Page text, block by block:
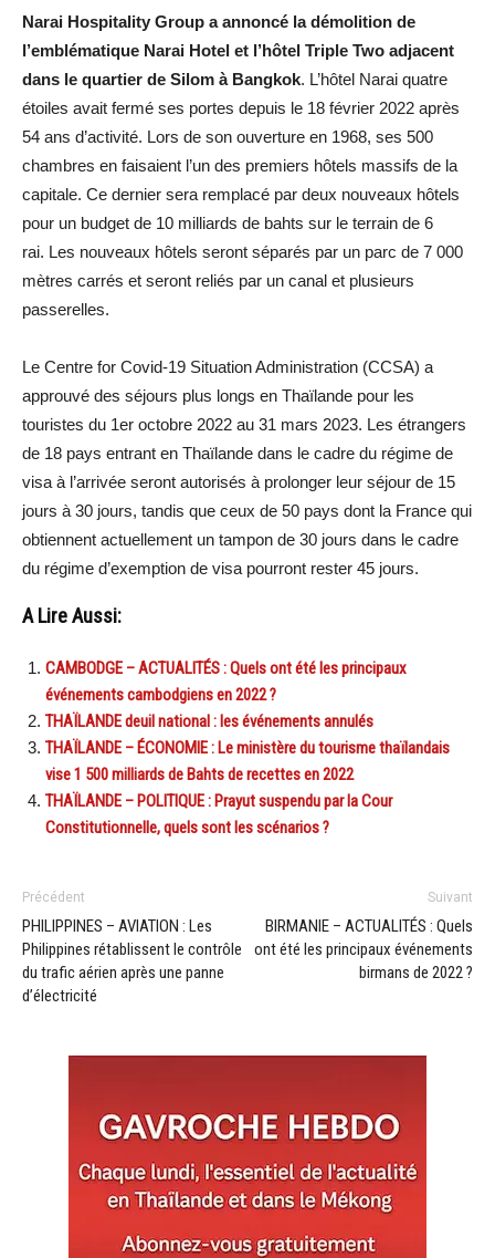
Narai Hospitality Group a annoncé la démolition de
l’emblématique Narai Hotel et l’hôtel Triple Two adjacent
dans le quartier de Silom à Bangkok. L’hôtel Narai quatre
étoiles avait fermé ses portes depuis le 18 février 2022 après
54 ans d’activité. Lors de son ouverture en 1968, ses 500
chambres en faisaient l’un des premiers hôtels massifs de la
capitale. Ce dernier sera remplacé par deux nouveaux hôtels
pour un budget de 10 milliards de bahts sur le terrain de 6
rai. Les nouveaux hôtels seront séparés par un parc de 7 000
mètres carrés et seront reliés par un canal et plusieurs
passerelles.
Le Centre for Covid-19 Situation Administration (CCSA) a
approuvé des séjours plus longs en Thaïlande pour les
touristes du 1er octobre 2022 au 31 mars 2023. Les étrangers
de 18 pays entrant en Thaïlande dans le cadre du régime de
visa à l’arrivée seront autorisés à prolonger leur séjour de 15
jours à 30 jours, tandis que ceux de 50 pays dont la France qui
obtiennent actuellement un tampon de 30 jours dans le cadre
du régime d’exemption de visa pourront rester 45 jours.
A Lire Aussi:
CAMBODGE – ACTUALITÉS : Quels ont été les principaux
événements cambodgiens en 2022 ?
THAÏLANDE deuil national : les événements annulés
THAÏLANDE – ÉCONOMIE : Le ministère du tourisme thaïlandais
vise 1 500 milliards de Bahts de recettes en 2022
THAÏLANDE – POLITIQUE : Prayut suspendu par la Cour
Constitutionnelle, quels sont les scénarios ?
Précédent
PHILIPPINES – AVIATION : Les
Philippines rétablissent le contrôle
du trafic aérien après une panne
d’électricité
Suivant
BIRMANIE – ACTUALITÉS : Quels
ont été les principaux événements
birmans de 2022 ?